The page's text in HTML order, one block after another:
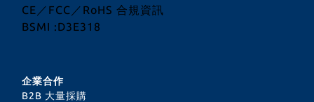
CE／FCC／RoHS 合規資訊
BSMI :D3E318
企業合作
B2B 大量採購